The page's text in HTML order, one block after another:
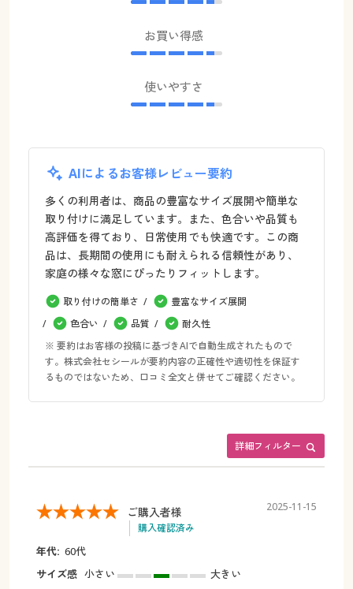
お買い得感
使いやすさ
AIによるお客様レビュー要約
多くの利用者は、商品の豊富なサイズ展開や簡単な
取り付けに満足しています。また、色合いや品質も
高評価を得ており、日常使用でも快適です。この商
品は、長期間の使用にも耐えられる信頼性があり、
家庭の様々な窓にぴったりフィットします。
取り付けの簡単さ
豊富なサイズ展開
色合い
品質
耐久性
※ 要約はお客様の投稿に基づきAIで自動生成されたもので
す。株式会社セシールが要約内容の正確性や適切性を保証す
るものではないため、口コミ全文と併せてご確認ください。
詳細フィルター
ご購入者様
購入確認済み
2025-11-15
年代: 60代
サイズ感 小さい
大きい